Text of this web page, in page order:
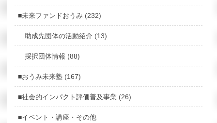
■未来ファンドおうみ (232)
助成先団体の活動紹介 (13)
採択団体情報 (88)
■おうみ未来塾 (167)
■社会的インパクト評価普及事業 (26)
■イベント・講座・その他